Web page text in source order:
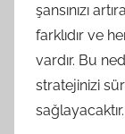
şansınızı
farklıdır ve
vardır. Bu
stratejinizi
sağlayacaktır.